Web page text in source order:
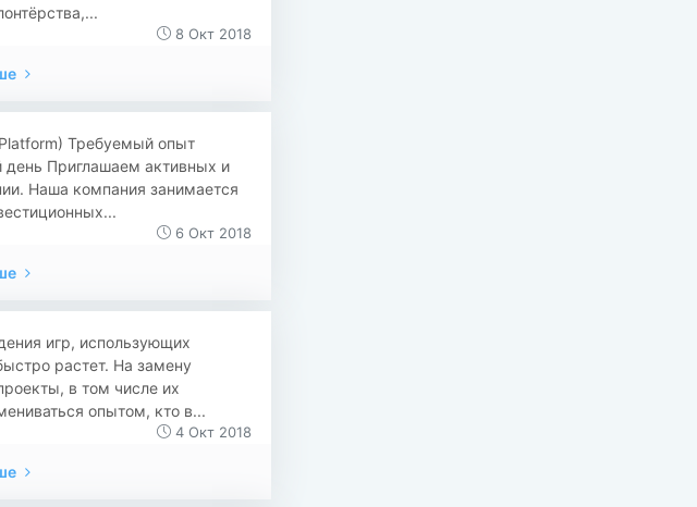
8 Окт 2018
Требуемый опыт
день Приглашаем активных и
Наша компания занимается
6 Окт 2018
игр, использующих
растет. На замену
в том числе их
опытом, кто в...
4 Окт 2018